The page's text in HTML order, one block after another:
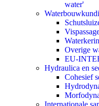
water'
Overige
EU-
Hydraulica en
Cohesief